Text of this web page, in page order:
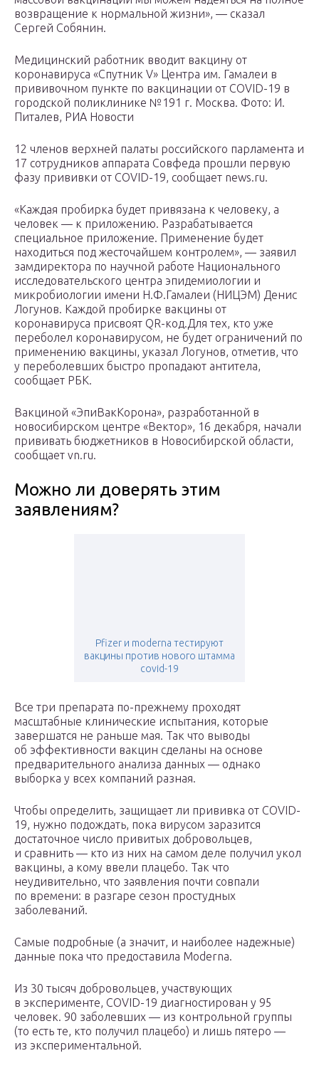
возвращение к нормальной жизни», — сказал
Сергей Собянин.
Медицинский работник вводит вакцину от
коронавируса «Спутник V» Центра им. Гамалеи в
прививочном пункте по вакцинации от COVID-19 в
городской поликлинике №191 г. Москва. Фото: И.
Питалев, РИА Новости
12 членов верхней палаты российского парламента и
17 сотрудников аппарата Совфеда прошли первую
фазу прививки от COVID-19, сообщает news.ru.
«Каждая пробирка будет привязана к человеку, а
человек — к приложению. Разрабатывается
специальное приложение. Применение будет
находиться под жесточайшем контролем», — заявил
замдиректора по научной работе Национального
исследовательского центра эпидемиологии и
микробиологии имени Н.Ф.Гамалеи (НИЦЭМ) Денис
Логунов. Каждой пробирке вакцины от
коронавируса присвоят QR-код.Для тех, кто уже
переболел коронавирусом, не будет ограничений по
применению вакцины, указал Логунов, отметив, что
у переболевших быстро пропадают антитела,
сообщает РБК.
Вакциной «ЭпиВакКорона», разработанной в
новосибирском центре «Вектор», 16 декабря, начали
прививать бюджетников в Новосибирской области,
сообщает vn.ru.
Можно ли доверять этим
заявлениям?
Pfizer и moderna тестируют
вакцины против нового штамма
covid-19
Все три препарата по-прежнему проходят
масштабные клинические испытания, которые
завершатся не раньше мая. Так что выводы
об эффективности вакцин сделаны на основе
предварительного анализа данных — однако
выборка у всех компаний разная.
Чтобы определить, защищает ли прививка от COVID-
19, нужно подождать, пока вирусом заразится
достаточное число привитых добровольцев,
и сравнить — кто из них на самом деле получил укол
вакцины, а кому ввели плацебо. Так что
неудивительно, что заявления почти совпали
по времени: в разгаре сезон простудных
заболеваний.
Самые подробные (а значит, и наиболее надежные)
данные пока что предоставила Moderna.
Из 30 тысяч добровольцев, участвующих
в эксперименте, COVID-19 диагностирован у 95
человек. 90 заболевших — из контрольной группы
(то есть те, кто получил плацебо) и лишь пятеро —
из экспериментальной.